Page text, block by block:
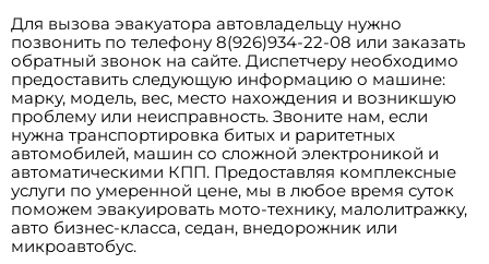
Для вызова эвакуатора автовладельцу нужно
позвонить по телефону 8(926)934-22-08 или заказать
обратный звонок на сайте. Диспетчеру необходимо
предоставить следующую информацию о машине:
марку, модель, вес, место нахождения и возникшую
проблему или неисправность. Звоните нам, если
нужна транспортировка битых и раритетных
автомобилей, машин со сложной электроникой и
автоматическими КПП. Предоставляя комплексные
услуги по умеренной цене, мы в любое время суток
поможем эвакуировать мото-технику, малолитражку,
авто бизнес-класса, седан, внедорожник или
микроавтобус.